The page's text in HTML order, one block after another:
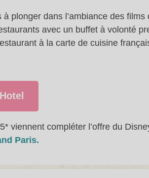
plonger dans l’ambiance des films
avec un buffet à volonté
à la carte de cuisine
viennent compléter l’offre du
Paris.